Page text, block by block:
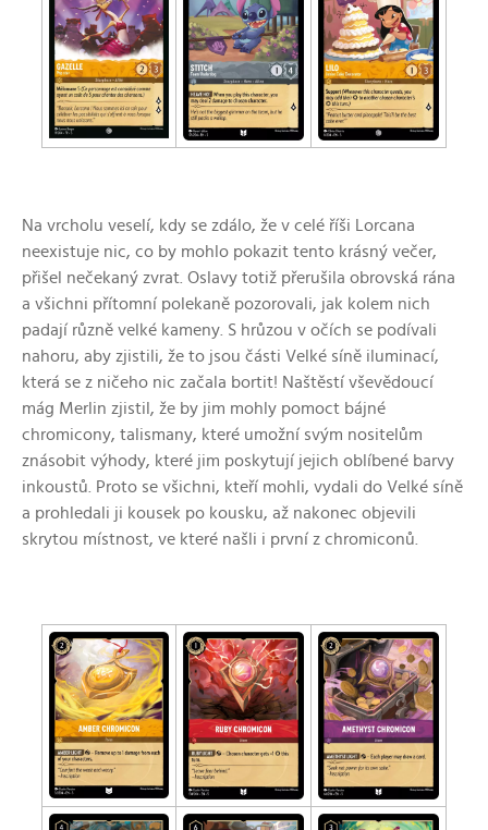
Na vrcholu veselí, kdy se zdálo, že v celé říši Lorcana
neexistuje nic, co by mohlo pokazit tento krásný večer,
přišel nečekaný zvrat. Oslavy totiž přerušila obrovská rána
a všichni přítomní polekaně pozorovali, jak kolem nich
padají různě velké kameny. S hrůzou v očích se podívali
nahoru, aby zjistili, že to jsou části Velké síně iluminací,
která se z ničeho nic začala bortit! Naštěstí vševědoucí
mág Merlin zjistil, že by jim mohly pomoct bájné
chromicony, talismany, které umožní svým nositelům
znásobit výhody, které jim poskytují jejich oblíbené barvy
inkoustů.
Proto se všichni, kteří mohli, vydali do Velké síně
a prohledali ji kousek po kousku, až nakonec objevili
skrytou místnost, ve které našli i první z chromiconů.